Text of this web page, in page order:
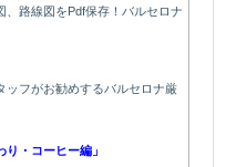
、路線図をPdf保存！バルセロナ
ッフがお勧めするバルセロナ厳
り・コーヒー編」